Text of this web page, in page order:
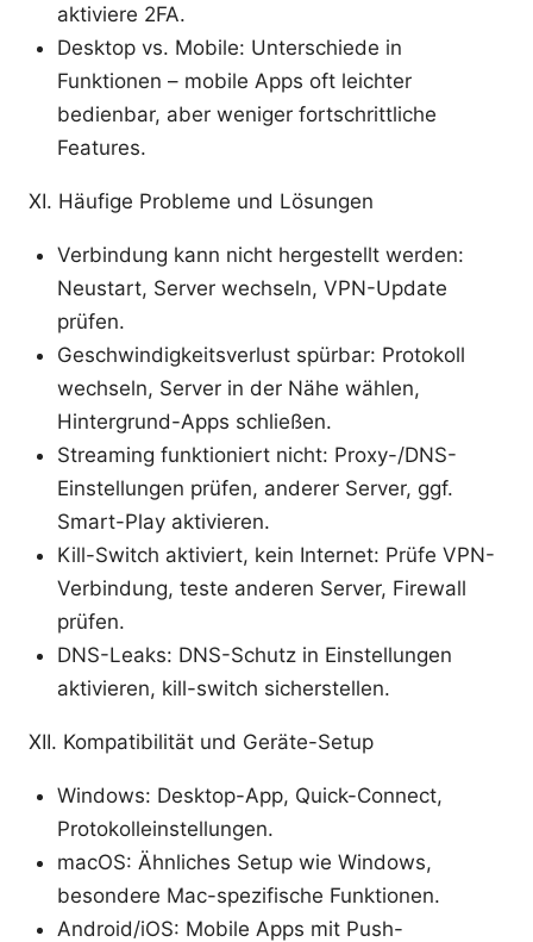
aktiviere 2FA.
Desktop vs. Mobile: Unterschiede in
Funktionen – mobile Apps oft leichter
bedienbar, aber weniger fortschrittliche
Features.
XI. Häufige Probleme und Lösungen
Verbindung kann nicht hergestellt werden:
Neustart, Server wechseln, VPN-Update
prüfen.
Geschwindigkeitsverlust spürbar: Protokoll
wechseln, Server in der Nähe wählen,
Hintergrund-Apps schließen.
Streaming funktioniert nicht: Proxy-/DNS-
Einstellungen prüfen, anderer Server, ggf.
Smart-Play aktivieren.
Kill-Switch aktiviert, kein Internet: Prüfe VPN-
Verbindung, teste anderen Server, Firewall
prüfen.
DNS-Leaks: DNS-Schutz in Einstellungen
aktivieren, kill-switch sicherstellen.
XII. Kompatibilität und Geräte-Setup
Windows: Desktop-App, Quick-Connect,
Protokolleinstellungen.
macOS: Ähnliches Setup wie Windows,
besondere Mac-spezifische Funktionen.
Android/iOS: Mobile Apps mit Push-